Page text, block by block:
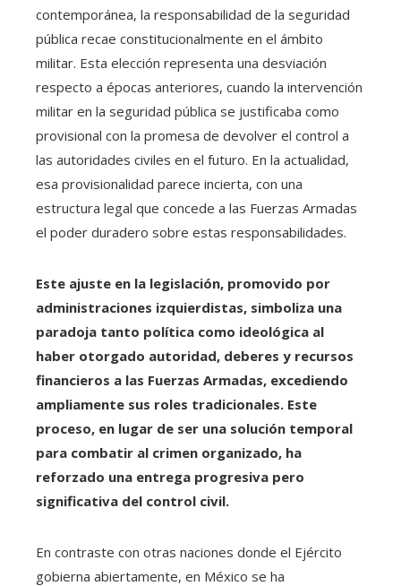
contemporánea, la responsabilidad de la seguridad
pública recae constitucionalmente en el ámbito
militar. Esta elección representa una desviación
respecto a épocas anteriores, cuando la intervención
militar en la seguridad pública se justificaba como
provisional con la promesa de devolver el control a
las autoridades civiles en el futuro. En la actualidad,
esa provisionalidad parece incierta, con una
estructura legal que concede a las Fuerzas Armadas
el poder duradero sobre estas responsabilidades.
Este ajuste en la legislación, promovido por
administraciones izquierdistas, simboliza una
paradoja tanto política como ideológica al
haber otorgado autoridad, deberes y recursos
financieros a las Fuerzas Armadas, excediendo
ampliamente sus roles tradicionales. Este
proceso, en lugar de ser una solución temporal
para combatir al crimen organizado, ha
reforzado una entrega progresiva pero
significativa del control civil.
En contraste con otras naciones donde el Ejército
gobierna abiertamente, en México se ha